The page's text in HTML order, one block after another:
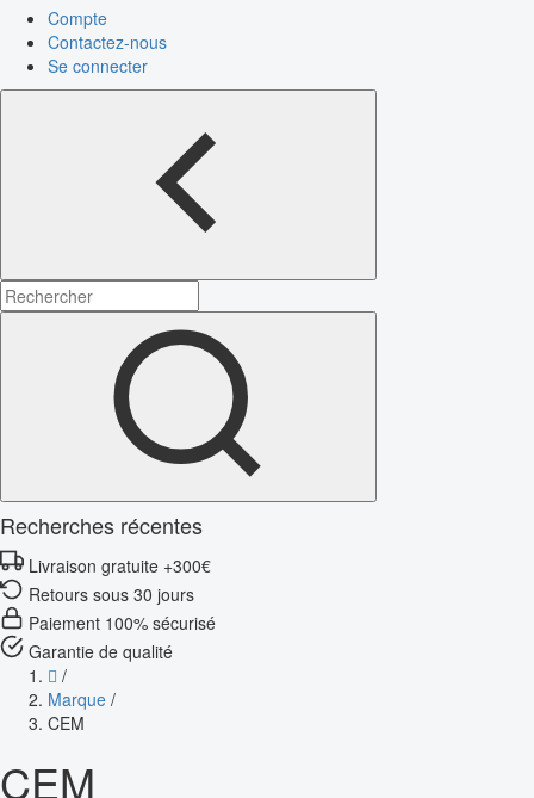
Compte
Contactez-nous
Se connecter
Recherches récentes
Livraison gratuite +300€
Retours sous 30 jours
Paiement 100% sécurisé
Garantie de qualité
/
Marque /
CEM
CEM